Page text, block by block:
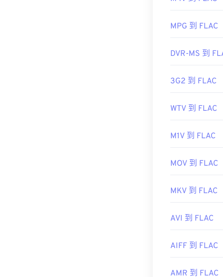
https://
https://
MPG 到 FLAC
DVR-MS 到
3G2 到 FLAC
WTV 到 FLAC
M1V 到 FLAC
MOV 到 FLAC
MKV 到 FLAC
AVI 到 FLAC
AIFF 到 FLAC
AMR 到 FLAC